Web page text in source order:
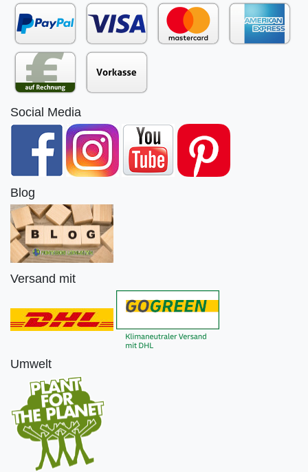
Social Media
Blog
Versand mit
Umwelt